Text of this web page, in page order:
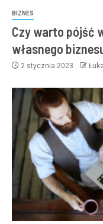
BIZNES
Czy warto pójść
własnego
2 stycznia 2023